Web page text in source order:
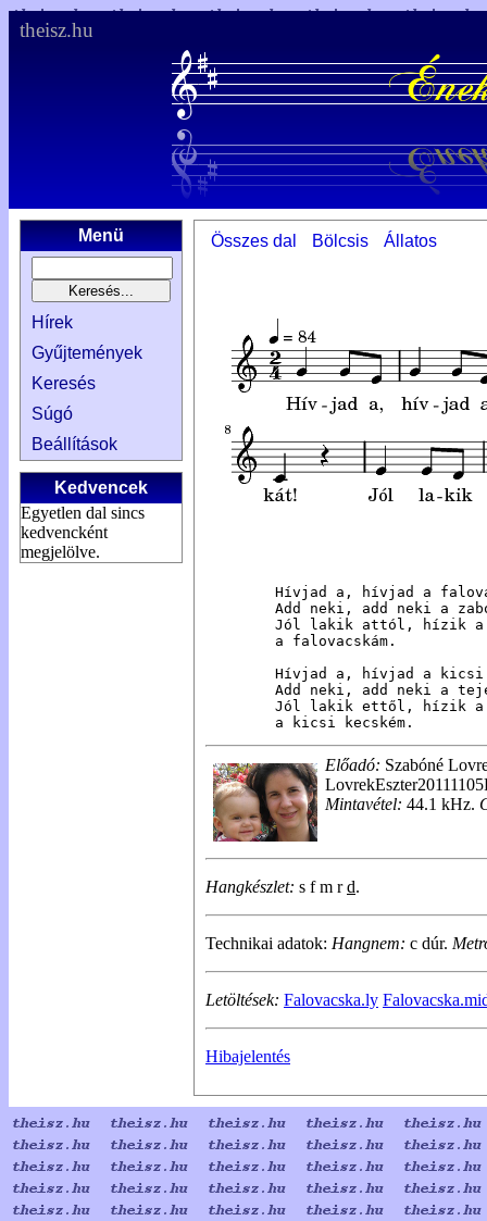
theisz.hu
Menü
Hírek
Gyűjtemények
Keresés
Súgó
Beállítások
Kedvencek
Egyetlen dal sincs
kedvencként
megjelölve.
Összes dal Bölcsis Állatos
Hívjad a, hívjad a
Add neki, add neki a
Jól lakik attól, hízik a
a falovacskám.
Hívjad a, hívjad a kicsi
Add neki, add neki a
Jól lakik ettől, hízik
a kicsi kecském.
Előadó: Szabóné
Mintavétel: 44.1 kHz.
Hangkészlet: s f m rd.
Technikai adatok: Hangnem: c dúr.
Letöltések: Falovacska.ly
Hibajelentés